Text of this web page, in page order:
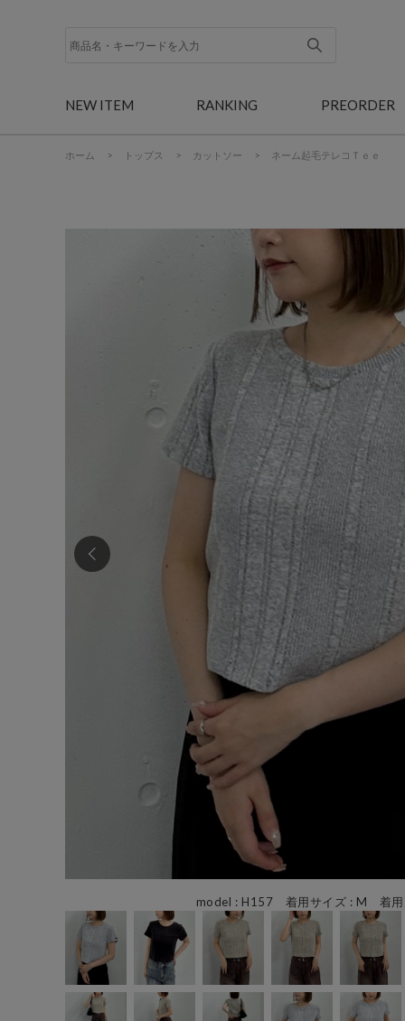
NEW ITEM RANKING PREORDER
ホーム > トップス > カットソー > ネーム起毛テレコＴｅｅ
model : H157 着用サイズ : M 着用